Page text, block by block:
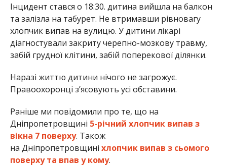
Інцидент стався о 18:30. дитина вийшла на балкон
та залізла на табурет. Не втримавши рівновагу
хлопчик випав на вулицю. У дитини лікарі
діагностували закриту черепно-мозкову травму,
забій грудної клітини, забій поперекової ділянки.
Наразі життю дитини нічого не загрожує.
Правоохоронці з’ясовують усі обставини.
Раніше ми повідомили про те, що на
Дніпропетровщині 5-річний хлопчик випав з
вікна 7 поверху. Також
на Дніпропетровщині хлопчик випав з сьомого
поверху та впав у кому.